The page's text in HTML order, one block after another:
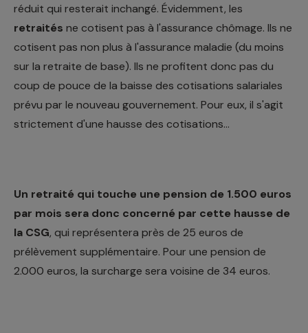
réduit qui resterait inchangé. Évidemment, les
retraités ne cotisent pas à l'assurance chômage. Ils ne
cotisent pas non plus à l'assurance maladie (du moins
sur la retraite de base). Ils ne profitent donc pas du
coup de pouce de la baisse des cotisations salariales
prévu par le nouveau gouvernement. Pour eux, il s'agit
strictement d'une hausse des cotisations...
Un retraité qui touche une pension de 1.500 euros
par mois sera donc concerné par cette hausse de
la CSG, qui représentera près de 25 euros de
prélèvement supplémentaire. Pour une pension de
2.000 euros, la surcharge sera voisine de 34 euros.